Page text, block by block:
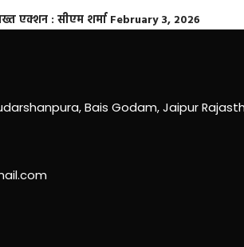
एक्शन : सीएम शर्मा February 3, 2026
Bais Godam, Jaipur